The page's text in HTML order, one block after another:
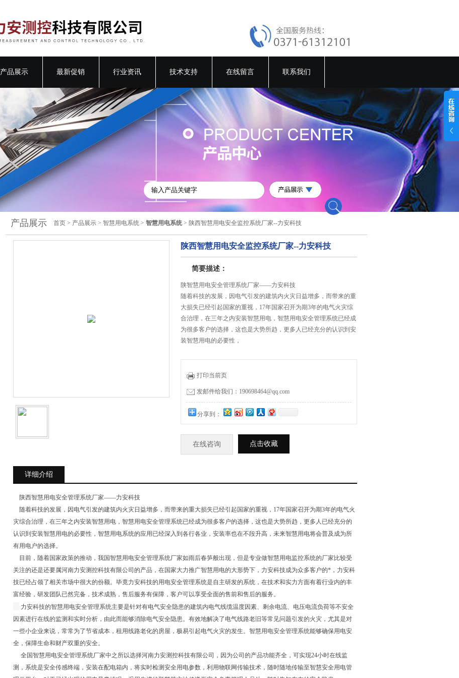
产品展示 最新促销 行业资讯 技术支持 在线留言 联系我们
产品展示 首页 > 产品展示 > 智慧用电系统 > 智慧用电系统 > 陕西智慧用电安全监控系统厂家--力安科技
陕西智慧用电安全监控系统厂家--力安科技
简要描述：
陕智慧用电安全管理系统厂家——力安科技
随着科技的发展，因电气引发的建筑内火灾日益增多，而带来的重
大损失已经引起国家的重视，17年国家召开为期3年的电气火灾综
合治理，在三年之内安装智慧用电，智慧用电安全管理系统已经成
为很多客户的选择，这也是大势所趋，更多人已经充分的认识到安
装智慧用电的必要性，
打印当前页
发邮件给我们：190698464@qq.com
分享到：
在线咨询 点击收藏
详细介绍
陕西智慧用电安全管理系统厂家——力安科技
随着科技的发展，因电气引发的建筑内火灾日益增多，而带来的重大损失已经引起国家的重视，17年国家召开为期3年的电气火
灾综合治理，在三年之内安装智慧用电，智慧用电安全管理系统已经成为很多客户的选择，这也是大势所趋，更多人已经充分的
认识到安装智慧用电的必要性，智慧用电系统的应用已经深入到各行各业，安装率也在不段升高，未来智慧用电将会普及成为所
有用电户的选择。
目前，随着国家政策的推动，我国智慧用电安全管理系统厂家如雨后春笋般出现，但是专业做智慧用电监控系统的厂家比较受
关注的还是还要属河南力安测控科技有限公司的产品，在国家大力推广智慧用电的大形势下，力安科技成为众多客户的*，力安科
技已经占领了相关市场中很大的份额。毕竟力安科技的用电安全管理系统是自主研发的系统，在技术和实力方面有着行业内的丰
富经验，研发团队已然完备，技术成熟，售后服务有保障，客户可以享受全面的售前和售后的服务。
力安科技的智慧用电安全管理系统主要是针对有电气安全隐患的建筑内电气线缆温度因素、剩余电流、电压电流负荷等不安全
因素进行在线的监测和实时分析，由此而能够消除电气安全隐患。有效地解决了电气线路老旧等常见问题引发的火灾，尤其是对
一些小企业来说，常常为了节省成本，租用线路老化的房屋，极易引起电气火灾的发生。智慧用电安全管理系统能够确保用电安
全，保障生命和财产双重的安全。
全国智慧用电安全管理系统厂家中之所以选择河南力安测控科技有限公司，因为公司的产品功能齐全，可实现24小时在线监
测，系统是安全传感终端，安装在配电箱内，将实时检测安全用电参数，利用物联网传输技术，随时随地传输至智慧安全用电管